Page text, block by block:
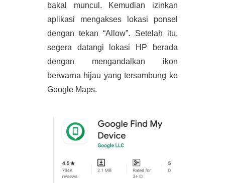
bakal muncul. Kemudian izinkan
aplikasi mengakses lokasi ponsel
dengan tekan “Allow”. Setelah itu,
segera datangi lokasi HP berada
dengan mengandalkan ikon
berwarna hijau yang tersambung ke
Google Maps.